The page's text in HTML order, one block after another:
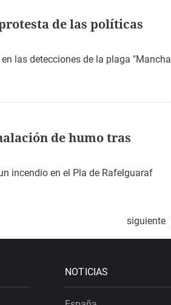
de las políticas
las detecciones de la plaga "Mancha
de humo tras
incendio en el Pla de Rafelguaraf
siguiente
NOTICIAS